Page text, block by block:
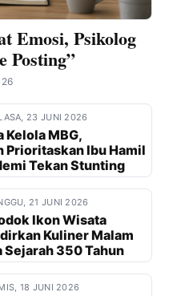
Emosi, Psikolog
Posting”
23 JUNI 2026
Kelola MBG,
Prioritaskan Ibu Hamil
Tekan Stunting
21 JUNI 2026
Ikon Wisata
Kuliner Malam
Sejarah 350 Tahun
18 JUNI 2026